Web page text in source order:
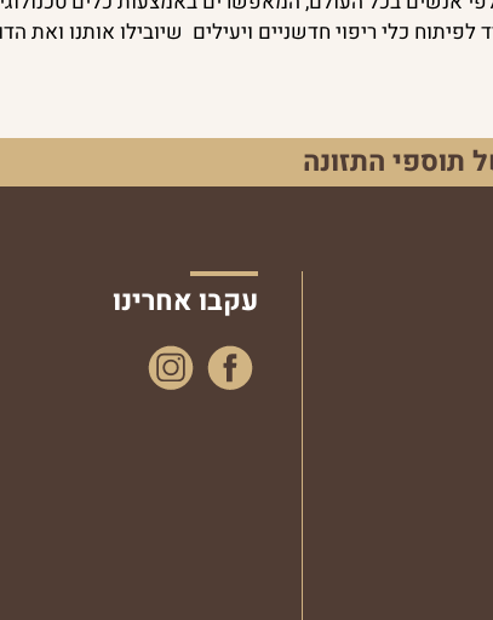
כלי ריפוי חדשניים ויעילים שיובילו אותנו ואת
תוספי התזונה
עקבו אחרינו